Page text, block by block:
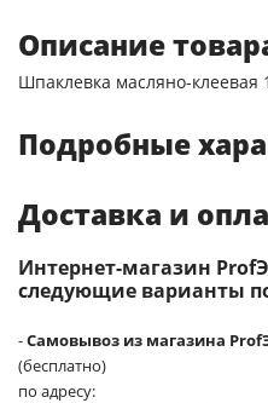
Описание
Шпаклевка масляно-клеевая
Подробные
Доставка и
Интернет-магазин
следующие варианты
-Самовывоз из магазина
(бесплатно)
по адресу: